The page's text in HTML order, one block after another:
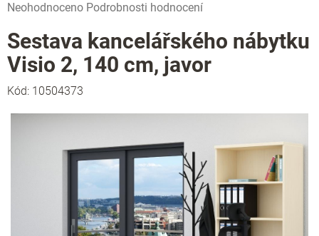
hodnocení
produktu
je
0,0
5
Neohodnoceno Podrobnosti hodnocení
Sestava kancelářského nábytku
Visio 2, 140 cm, javor
Kód: 10504373